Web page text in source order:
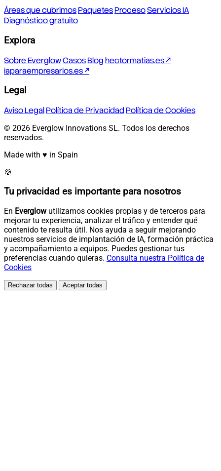
Áreas que cubrimosPaquetesProcesoServicios IA
Diagnóstico gratuito
Explora
Sobre EverglowCasosBloghectormatias.es ↗
iaparaempresarios.es ↗
Legal
Aviso LegalPolítica de PrivacidadPolítica de Cookies
© 2026 Everglow Innovations SL. Todos los derechos
reservados.
Made with ♥ in Spain
🍪
Tu privacidad es importante para nosotros
En Everglowutilizamos cookies propias y de terceros para
mejorar tu experiencia, analizar el tráfico y entender qué
contenido te resulta útil. Nos ayuda a seguir mejorando
nuestros servicios de implantación de IA, formación práctica
y acompañamiento a equipos. Puedes gestionar tus
preferencias cuando quieras. Consulta nuestra Política de
Cookies
Rechazar todas Aceptar todas